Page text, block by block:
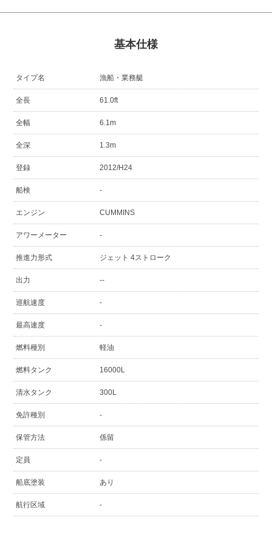
基本仕様
タイプ名 漁船・業務艇
全長 61.0ft
全幅 6.1m
全深 1.3m
登録 2012/H24
船検 -
エンジン CUMMINS
アワーメーター -
推進力形式 ジェット 4ストローク
出力 --
巡航速度 -
最高速度 -
燃料種別 軽油
燃料タンク 16000L
清水タンク 300L
免許種別 -
保管方法 係留
定員 -
船底塗装 あり
航行区域 -